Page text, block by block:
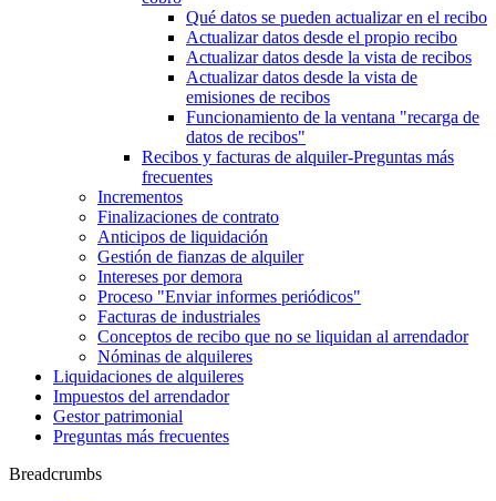
Qué datos se pueden actualizar en el recibo
Actualizar datos desde el propio recibo
Actualizar datos desde la vista de recibos
Actualizar datos desde la vista de
emisiones de recibos
Funcionamiento de la ventana "recarga de
datos de recibos"
Recibos y facturas de alquiler‎-‎Preguntas más
frecuentes‎
Incrementos
Finalizaciones de contrato
Anticipos de liquidación
Gestión de fianzas de alquiler
Intereses por demora
Proceso "Enviar informes periódicos"
Facturas de industriales
Conceptos de recibo que no se liquidan al arrendador
Nóminas de alquileres
Liquidaciones de alquileres
Impuestos del arrendador
Gestor patrimonial
Preguntas más frecuentes
Breadcrumbs